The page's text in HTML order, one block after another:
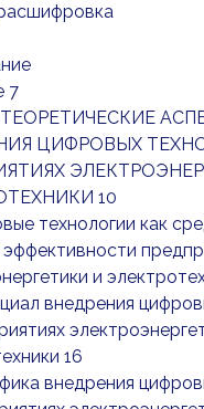
7
ТЕОРЕТИЧЕСКИЕ
ЦИФРОВЫХ
10
технологии как
эффективности
и
внедрения
16
внедрения